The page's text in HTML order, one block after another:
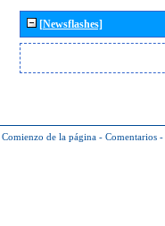
[Newsflashes]
Comienzo de la página - Comentarios -